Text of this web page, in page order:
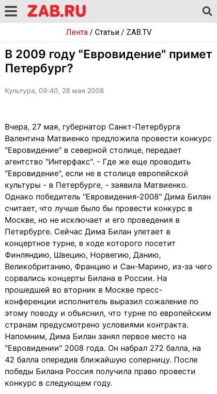
Лента/ Статьи/ ZAB.TV
В 2009 году "Евровидение" примет
Петербург?
Культура, 09:40, 28 мая 2008
Вчера, 27 мая, губернатор Санкт-Петербурга
Валентина Матвиенко предложила провести конкурс
"Евровидение" в северной столице, передает
агентство "Интерфакс". - Где же еще проводить
"Евровидение", если не в столице европейской
культуры - в Петербурге, - заявила Матвиенко.
Однако победитель "Евровидения-2008" Дима Билан
считает, что лучше было бы провести конкурс в
Москве, но не исключает и его проведения в
Петербурге. Сейчас Дима Билан улетает в
концертное турне, в ходе которого посетит
Финляндию, Швецию, Норвегию, Данию,
Великобританию, Францию и Сан-Марино, из-за чего
сорвались концерты Билана в России. На
прошедшей во вторник в Москве пресс-
конференции исполнитель выразил сожаление по
этому поводу и объяснил, что турне по европейским
странам предусмотрено условиями контракта.
Напомним, Дима Билан занял первое место на
"Евровидении" 2008 года. Он набрал 272 балла, на
42 балла опередив ближайшую соперницу. После
победы Билана Россия получила право провести
конкурс в следующем году.